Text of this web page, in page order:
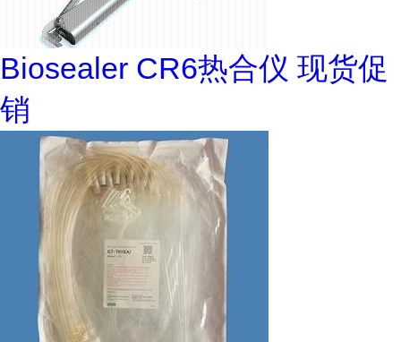
Biosealer CR6热合仪 现货促
销